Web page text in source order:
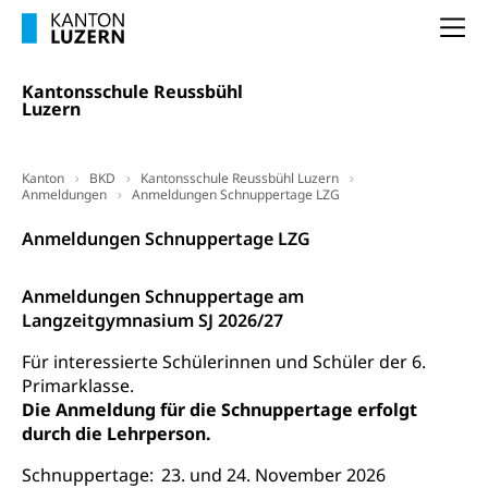
Kantonsschule Reussbühl
Luzern
Kanton BKD
Kantonsschule Reussbühl Luzern
Anmeldungen
Anmeldungen Schnuppertage LZG
Anmeldungen Schnuppertage LZG
Anmeldungen Schnuppertage am
Langzeitgymnasium SJ 2026/27
Für interessierte Schülerinnen und Schüler der 6.
Primarklasse.
Die Anmeldung für die Schnuppertage erfolgt
durch die Lehrperson.
Schnuppertage: 23. und 24. November 2026
Schlichtungsbehörde Arbeit
Entlassung, Stellenverlust, Arbeitsmangel,
Unterbeschäftigung, Arbeitslosenversicherung,
Luzern)
Arbeitslosenentschädigung (WAS Luzern)
Berufliche Selbständigkeit
Unterstützung der Wirtschaftsförderung
Handelsregister Luzern
Dienststelle Steuern - Wissenswertes
Selbständige (WAS Luzern)
Pensionierung
Frühpensionierung, Altersrente, berufliche
Vorsorge, Altersvorsorge
AHV-Altersrente (WAS Luzern)
LUPK - Luzerner Pensionskasse
Altersvorsorge (gruezi.lu.ch)
Wissenschaftsförderung
Forschungsförderung, Wissenschaftsmarketing,